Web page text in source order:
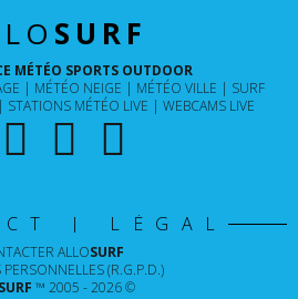
SURF
MÉTÉO SPORTS OUTDOOR
MÉTÉO NEIGE MÉTÉO VILLE
SURF
STATIONS MÉTÉO LIVE WEBCAMS LIVE
| LÉGAL
ALLOSURF
(R.G.P.D.)
SURF ™ 2005 - 2026 ©